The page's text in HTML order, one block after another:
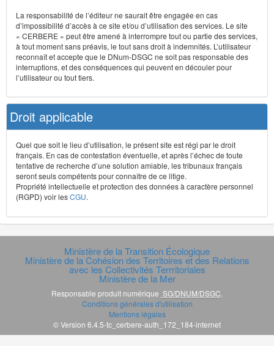
La responsabilité de l’éditeur ne saurait être engagée en cas
d’impossibilité d’accès à ce site et/ou d’utilisation des services. Le site
« CERBERE » peut être amené à interrompre tout ou partie des services,
à tout moment sans préavis, le tout sans droit à indemnités. L’utilisateur
reconnaît et accepte que le DNum-DSGC ne soit pas responsable des
interruptions, et des conséquences qui peuvent en découler pour
l’utilisateur ou tout tiers.
Droit applicable
Quel que soit le lieu d’utilisation, le présent site est régi par le droit
français. En cas de contestation éventuelle, et après l’échec de toute
tentative de recherche d’une solution amiable, les tribunaux français
seront seuls compétents pour connaître de ce litige.
Propriété intellectuelle et protection des données à caractère personnel
(RGPD) voir lesCGU.
Ministère de la Transition Écologique
Ministère de la Cohésion des Territoires et des Relations
avec les Collectivités Terrritoriales
Ministère de la Mer
Responsable produit numérique SG/DNUM/DSGC
Conditions générales d'utilisation
Mentions légales
© Version 6.4.5-tc_cerbere-auth_172_184-internet